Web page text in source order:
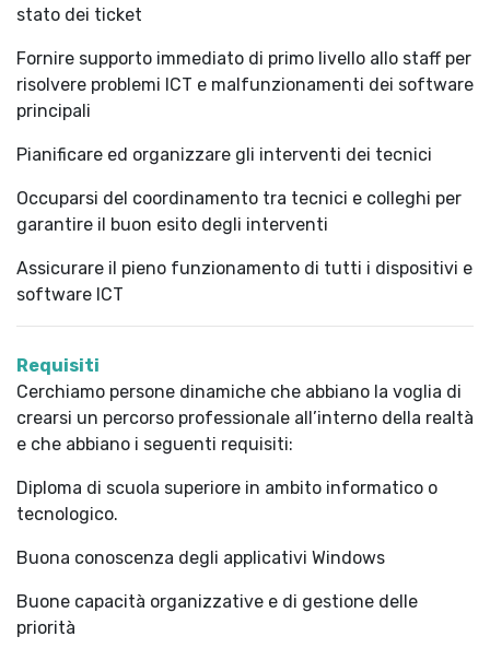
stato dei ticket
Fornire supporto immediato di primo livello allo staff per
risolvere problemi ICT e malfunzionamenti dei software
principali
Pianificare ed organizzare gli interventi dei tecnici
Occuparsi del coordinamento tra tecnici e colleghi per
garantire il buon esito degli interventi
Assicurare il pieno funzionamento di tutti i dispositivi e
software ICT
Requisiti
Cerchiamo persone dinamiche che abbiano la voglia di
crearsi un percorso professionale all’interno della realtà
e che abbiano i seguenti requisiti:
Diploma di scuola superiore in ambito informatico o
tecnologico.
Buona conoscenza degli applicativi Windows
Buone capacità organizzative e di gestione delle
priorità